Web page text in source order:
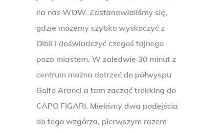
na nas WOW. Zastanawialiśmy się,
gdzie możemy szybko wyskoczyć z
Olbii i doświadczyć czegoś fajnego
poza miastem. W zaledwie 30 minut z
centrum można dotrzeć do półwyspu
Golfo Aranci a tam zacząć trekking do
CAPO FIGARI. Mieliśmy dwa podejścia
do tego wzgórza, pierwszym razem